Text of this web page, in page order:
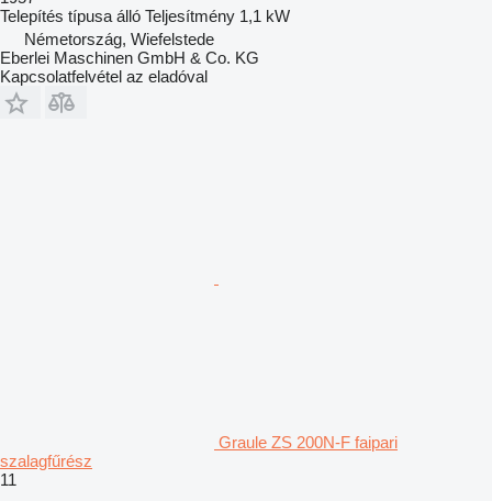
Telepítés típusa álló Teljesítmény 1,1 kW
Németország, Wiefelstede
Eberlei Maschinen GmbH & Co. KG
Kapcsolatfelvétel az eladóval
Graule ZS 200N-F faipari
szalagfűrész
11